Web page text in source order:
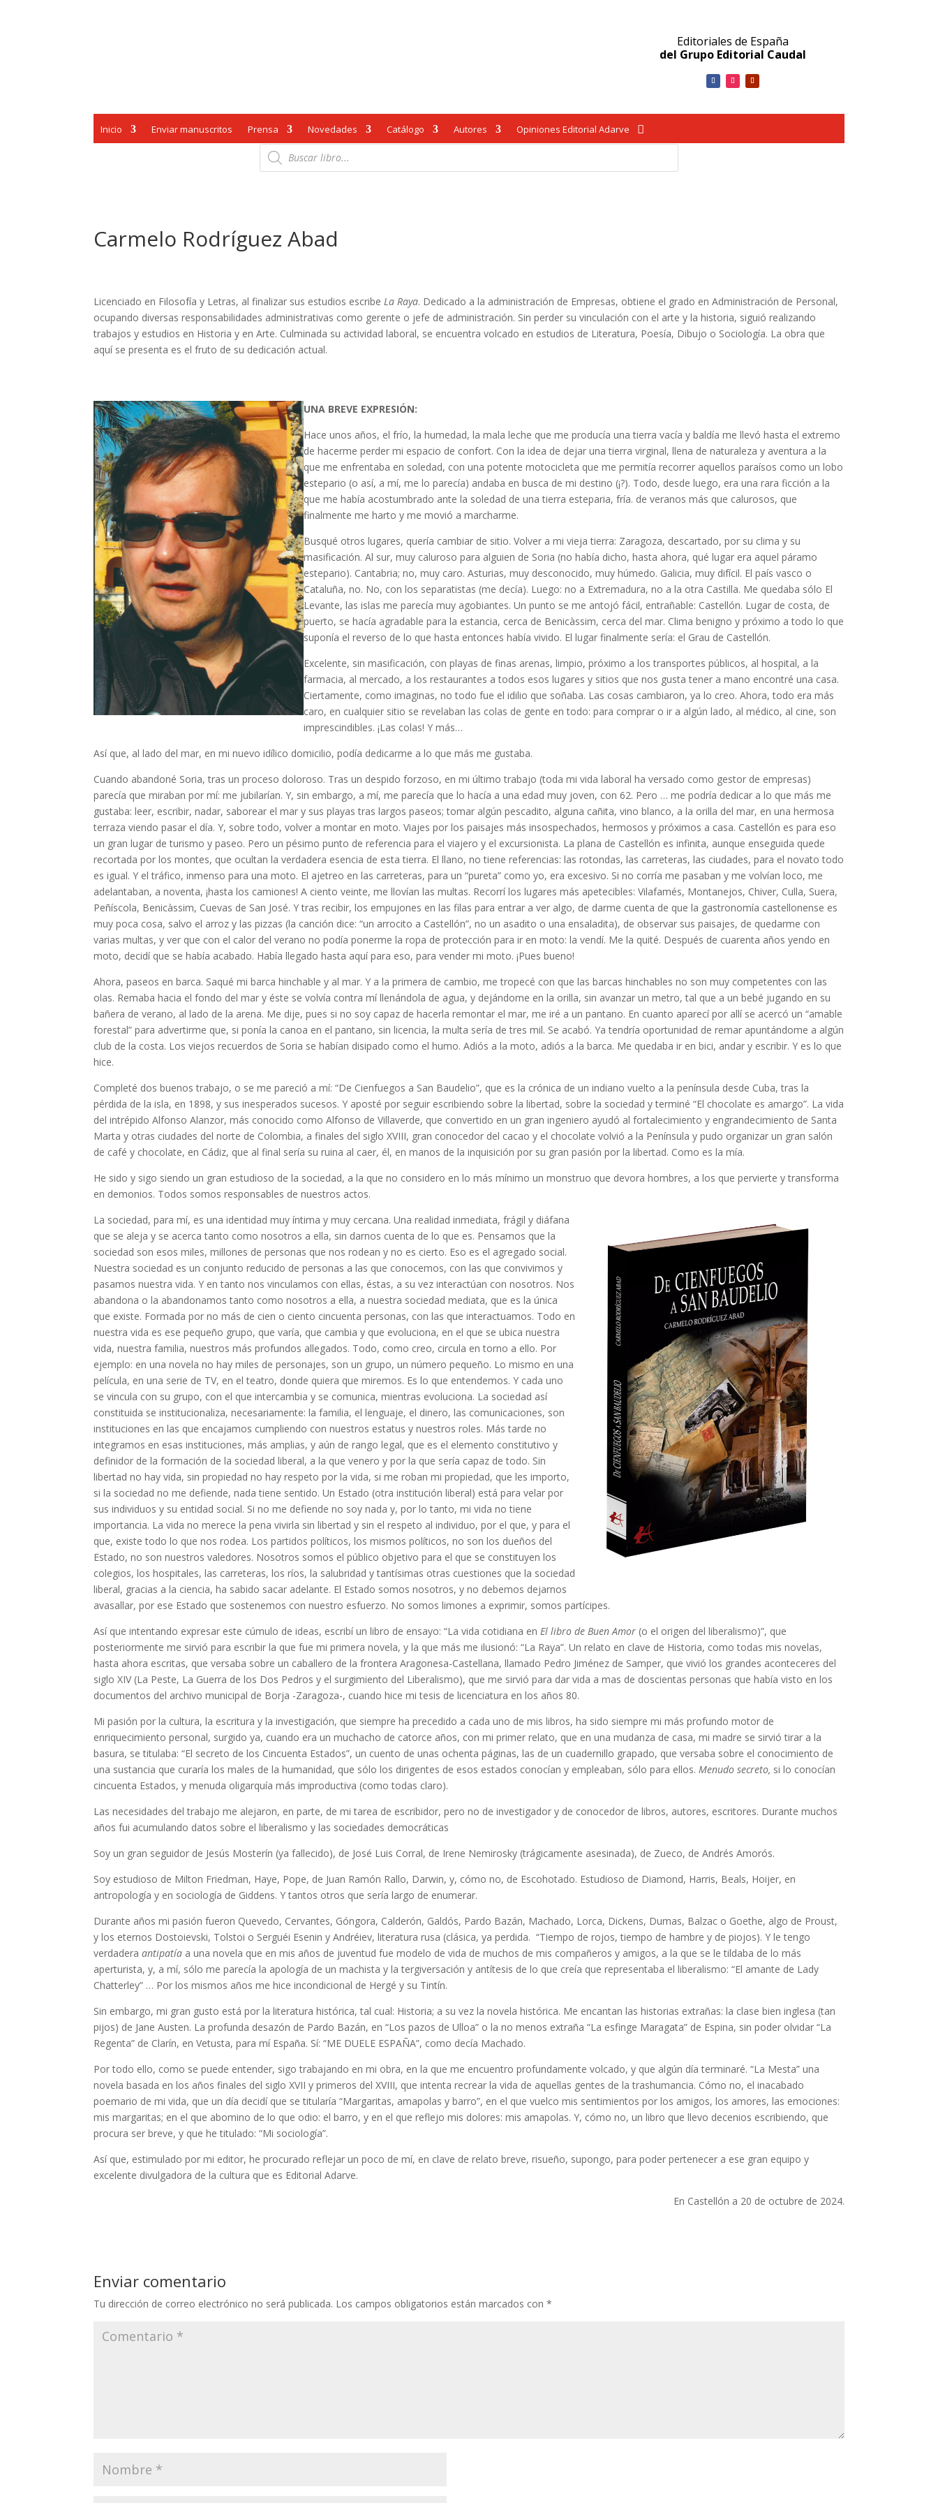
Editoriales de España
del Grupo Editorial Caudal
Inicio Enviar manuscritos Prensa Novedades Catálogo Autores Opiniones Editorial Adarve
Búsqueda
de
productos
Carmelo Rodríguez Abad
Licenciado en Filosofía y Letras, al finalizar sus estudios escribeLa Raya. Dedicado a la administración de Empresas, obtiene el grado en Administración de Personal,
ocupando diversas responsabilidades administrativas como gerente o jefe de administración. Sin perder su vinculación con el arte y la historia, siguió realizando
trabajos y estudios en Historia y en Arte. Culminada su actividad laboral, se encuentra volcado en estudios de Literatura, Poesía, Dibujo o Sociología. La obra que
aquí se presenta es el fruto de su dedicación actual.
UNA BREVE EXPRESIÓN:
Hace unos años, el frío, la humedad, la mala leche que me producía una tierra vacía y baldía me llevó hasta el extremo
de hacerme perder mi espacio de confort. Con la idea de dejar una tierra virginal, llena de naturaleza y aventura a la
que me enfrentaba en soledad, con una potente motocicleta que me permitía recorrer aquellos paraísos como un lobo
estepario (o así, a mí, me lo parecía) andaba en busca de mi destino (¡?). Todo, desde luego, era una rara ficción a la
que me había acostumbrado ante la soledad de una tierra esteparia, fría. de veranos más que calurosos, que
finalmente me harto y me movió a marcharme.
Busqué otros lugares, quería cambiar de sitio. Volver a mi vieja tierra: Zaragoza, descartado, por su clima y su
masificación. Al sur, muy caluroso para alguien de Soria (no había dicho, hasta ahora, qué lugar era aquel páramo
estepario). Cantabria; no, muy caro. Asturias, muy desconocido, muy húmedo. Galicia, muy difícil. El país vasco o
Cataluña, no. No, con los separatistas (me decía). Luego: no a Extremadura, no a la otra Castilla. Me quedaba sólo El
Levante, las islas me parecía muy agobiantes. Un punto se me antojó fácil, entrañable: Castellón. Lugar de costa, de
puerto, se hacía agradable para la estancia, cerca de Benicàssim, cerca del mar. Clima benigno y próximo a todo lo que
suponía el reverso de lo que hasta entonces había vivido. El lugar finalmente sería: el Grau de Castellón.
Excelente, sin masificación, con playas de finas arenas, limpio, próximo a los transportes públicos, al hospital, a la
farmacia, al mercado, a los restaurantes a todos esos lugares y sitios que nos gusta tener a mano encontré una casa.
Ciertamente, como imaginas, no todo fue el idilio que soñaba. Las cosas cambiaron, ya lo creo. Ahora, todo era más
caro, en cualquier sitio se revelaban las colas de gente en todo: para comprar o ir a algún lado, al médico, al cine, son
imprescindibles. ¡Las colas! Y más…
Así que, al lado del mar, en mi nuevo idílico domicilio, podía dedicarme a lo que más me gustaba.
Cuando abandoné Soria, tras un proceso doloroso. Tras un despido forzoso, en mi último trabajo (toda mi vida laboral ha versado como gestor de empresas)
parecía que miraban por mí: me jubilarían. Y, sin embargo, a mí, me parecía que lo hacía a una edad muy joven, con 62. Pero … me podría dedicar a lo que más me
gustaba: leer, escribir, nadar, saborear el mar y sus playas tras largos paseos; tomar algún pescadito, alguna cañita, vino blanco, a la orilla del mar, en una hermosa
terraza viendo pasar el día. Y, sobre todo, volver a montar en moto. Viajes por los paisajes más insospechados, hermosos y próximos a casa. Castellón es para eso
un gran lugar de turismo y paseo. Pero un pésimo punto de referencia para el viajero y el excursionista. La plana de Castellón es infinita, aunque enseguida quede
recortada por los montes, que ocultan la verdadera esencia de esta tierra. El llano, no tiene referencias: las rotondas, las carreteras, las ciudades, para el novato todo
es igual. Y el tráfico, inmenso para una moto. El ajetreo en las carreteras, para un “pureta” como yo, era excesivo. Si no corría me pasaban y me volvían loco, me
adelantaban, a noventa, ¡hasta los camiones! A ciento veinte, me llovían las multas. Recorrí los lugares más apetecibles: Vilafamés, Montanejos, Chiver, Culla, Suera,
Peñíscola, Benicàssim, Cuevas de San José. Y tras recibir, los empujones en las filas para entrar a ver algo, de darme cuenta de que la gastronomía castellonense es
muy poca cosa, salvo el arroz y las pizzas (la canción dice: “un arrocito a Castellón”, no un asadito o una ensaladita), de observar sus paisajes, de quedarme con
varias multas, y ver que con el calor del verano no podía ponerme la ropa de protección para ir en moto: la vendí. Me la quité. Después de cuarenta años yendo en
moto, decidí que se había acabado. Había llegado hasta aquí para eso, para vender mi moto. ¡Pues bueno!
Ahora, paseos en barca. Saqué mi barca hinchable y al mar. Y a la primera de cambio, me tropecé con que las barcas hinchables no son muy competentes con las
olas. Remaba hacia el fondo del mar y éste se volvía contra mí llenándola de agua, y dejándome en la orilla, sin avanzar un metro, tal que a un bebé jugando en su
bañera de verano, al lado de la arena. Me dije, pues si no soy capaz de hacerla remontar el mar, me iré a un pantano. En cuanto aparecí por allí se acercó un “amable
forestal” para advertirme que, si ponía la canoa en el pantano, sin licencia, la multa sería de tres mil. Se acabó. Ya tendría oportunidad de remar apuntándome a algún
club de la costa. Los viejos recuerdos de Soria se habían disipado como el humo. Adiós a la moto, adiós a la barca. Me quedaba ir en bici, andar y escribir. Y es lo que
hice.
Completé dos buenos trabajo, o se me pareció a mí: “De Cienfuegos a San Baudelio”, que es la crónica de un indiano vuelto a la península desde Cuba, tras la
pérdida de la isla, en 1898, y sus inesperados sucesos. Y aposté por seguir escribiendo sobre la libertad, sobre la sociedad y terminé “El chocolate es amargo”. La vida
del intrépido Alfonso Alanzor, más conocido como Alfonso de Villaverde, que convertido en un gran ingeniero ayudó al fortalecimiento y engrandecimiento de Santa
Marta y otras ciudades del norte de Colombia, a finales del siglo XVIII, gran conocedor del cacao y el chocolate volvió a la Península y pudo organizar un gran salón
de café y chocolate, en Cádiz, que al final sería su ruina al caer, él, en manos de la inquisición por su gran pasión por la libertad. Como es la mía.
He sido y sigo siendo un gran estudioso de la sociedad, a la que no considero en lo más mínimo un monstruo que devora hombres, a los que pervierte y transforma
en demonios. Todos somos responsables de nuestros actos.
La sociedad, para mí, es una identidad muy íntima y muy cercana. Una realidad inmediata, frágil y diáfana
que se aleja y se acerca tanto como nosotros a ella, sin darnos cuenta de lo que es. Pensamos que la
sociedad son esos miles, millones de personas que nos rodean y no es cierto. Eso es el agregado social.
Nuestra sociedad es un conjunto reducido de personas a las que conocemos, con las que convivimos y
pasamos nuestra vida. Y en tanto nos vinculamos con ellas, éstas, a su vez interactúan con nosotros. Nos
abandona o la abandonamos tanto como nosotros a ella, a nuestra sociedad mediata, que es la única
que existe. Formada por no más de cien o ciento cincuenta personas, con las que interactuamos. Todo en
nuestra vida es ese pequeño grupo, que varía, que cambia y que evoluciona, en el que se ubica nuestra
vida, nuestra familia, nuestros más profundos allegados. Todo, como creo, circula en torno a ello. Por
ejemplo: en una novela no hay miles de personajes, son un grupo, un número pequeño. Lo mismo en una
película, en una serie de TV, en el teatro, donde quiera que miremos. Es lo que entendemos. Y cada uno
se vincula con su grupo, con el que intercambia y se comunica, mientras evoluciona. La sociedad así
constituida se institucionaliza, necesariamente: la familia, el lenguaje, el dinero, las comunicaciones, son
instituciones en las que encajamos cumpliendo con nuestros estatus y nuestros roles. Más tarde no
integramos en esas instituciones, más amplias, y aún de rango legal, que es el elemento constitutivo y
definidor de la formación de la sociedad liberal, a la que venero y por la que sería capaz de todo. Sin
libertad no hay vida, sin propiedad no hay respeto por la vida, si me roban mi propiedad, que les importo,
si la sociedad no me defiende, nada tiene sentido. Un Estado (otra institución liberal) está para velar por
sus individuos y su entidad social. Si no me defiende no soy nada y, por lo tanto, mi vida no tiene
importancia. La vida no merece la pena vivirla sin libertad y sin el respeto al individuo, por el que, y para el
que, existe todo lo que nos rodea. Los partidos políticos, los mismos políticos, no son los dueños del
Estado, no son nuestros valedores. Nosotros somos el público objetivo para el que se constituyen los
colegios, los hospitales, las carreteras, los ríos, la salubridad y tantísimas otras cuestiones que la sociedad
liberal, gracias a la ciencia, ha sabido sacar adelante. El Estado somos nosotros, y no debemos dejarnos
avasallar, por ese Estado que sostenemos con nuestro esfuerzo. No somos limones a exprimir, somos partícipes.
Así que intentando expresar este cúmulo de ideas, escribí un libro de ensayo: “La vida cotidiana enEl libro de Buen Amor (o el origen del liberalismo)”, que
posteriormente me sirvió para escribir la que fue mi primera novela, y la que más me ilusionó: “La Raya”. Un relato en clave de Historia, como todas mis novelas,
hasta ahora escritas, que versaba sobre un caballero de la frontera Aragonesa-Castellana, llamado Pedro Jiménez de Samper, que vivió los grandes aconteceres del
siglo XIV (La Peste, La Guerra de los Dos Pedros y el surgimiento del Liberalismo), que me sirvió para dar vida a mas de doscientas personas que había visto en los
documentos del archivo municipal de Borja -Zaragoza-, cuando hice mi tesis de licenciatura en los años 80.
Mi pasión por la cultura, la escritura y la investigación, que siempre ha precedido a cada uno de mis libros, ha sido siempre mi más profundo motor de
enriquecimiento personal, surgido ya, cuando era un muchacho de catorce años, con mi primer relato, que en una mudanza de casa, mi madre se sirvió tirar a la
basura, se titulaba: “El secreto de los Cincuenta Estados”, un cuento de unas ochenta páginas, las de un cuadernillo grapado, que versaba sobre el conocimiento de
una sustancia que curaría los males de la humanidad, que sólo los dirigentes de esos estados conocían y empleaban, sólo para ellos.Menudo secreto, si lo conocían
cincuenta Estados, y menuda oligarquía más improductiva (como todas claro).
Las necesidades del trabajo me alejaron, en parte, de mi tarea de escribidor, pero no de investigador y de conocedor de libros, autores, escritores. Durante muchos
años fui acumulando datos sobre el liberalismo y las sociedades democráticas
Soy un gran seguidor de Jesús Mosterín (ya fallecido), de José Luis Corral, de Irene Nemirosky (trágicamente asesinada), de Zueco, de Andrés Amorós.
Soy estudioso de Milton Friedman, Haye, Pope, de Juan Ramón Rallo, Darwin, y, cómo no, de Escohotado. Estudioso de Diamond, Harris, Beals, Hoijer, en
antropología y en sociología de Giddens. Y tantos otros que sería largo de enumerar.
Durante años mi pasión fueron Quevedo, Cervantes, Góngora, Calderón, Galdós, Pardo Bazán, Machado, Lorca, Dickens, Dumas, Balzac o Goethe, algo de Proust,
y los eternos Dostoievski, Tolstoi o Serguéi Esenin y Andréiev, literatura rusa (clásica, ya perdida. “Tiempo de rojos, tiempo de hambre y de piojos). Y le tengo
verdaderaantipatía a una novela que en mis años de juventud fue modelo de vida de muchos de mis compañeros y amigos, a la que se le tildaba de lo más
aperturista, y, a mí, sólo me parecía la apología de un machista y la tergiversación y antítesis de lo que creía que representaba el liberalismo: “El amante de Lady
Chatterley” … Por los mismos años me hice incondicional de Hergé y su Tintín.
Sin embargo, mi gran gusto está por la literatura histórica, tal cual: Historia; a su vez la novela histórica. Me encantan las historias extrañas: la clase bien inglesa (tan
pijos) de Jane Austen. La profunda desazón de Pardo Bazán, en “Los pazos de Ulloa” o la no menos extraña “La esfinge Maragata” de Espina, sin poder olvidar “La
Regenta” de Clarín, en Vetusta, para mí España. Sí: “ME DUELE ESPAÑA”, como decía Machado.
Por todo ello, como se puede entender, sigo trabajando en mi obra, en la que me encuentro profundamente volcado, y que algún día terminaré. “La Mesta” una
novela basada en los años finales del siglo XVII y primeros del XVIII, que intenta recrear la vida de aquellas gentes de la trashumancia. Cómo no, el inacabado
poemario de mi vida, que un día decidí que se titularía “Margaritas, amapolas y barro”, en el que vuelco mis sentimientos por los amigos, los amores, las emociones:
mis margaritas; en el que abomino de lo que odio: el barro, y en el que reflejo mis dolores: mis amapolas. Y, cómo no, un libro que llevo decenios escribiendo, que
procura ser breve, y que he titulado: “Mi sociología”.
Así que, estimulado por mi editor, he procurado reflejar un poco de mí, en clave de relato breve, risueño, supongo, para poder pertenecer a ese gran equipo y
excelente divulgadora de la cultura que es Editorial Adarve.
En Castellón a 20 de octubre de 2024.
Enviar comentario
Tu dirección de correo electrónico no será publicada. Los campos obligatorios están marcados con*